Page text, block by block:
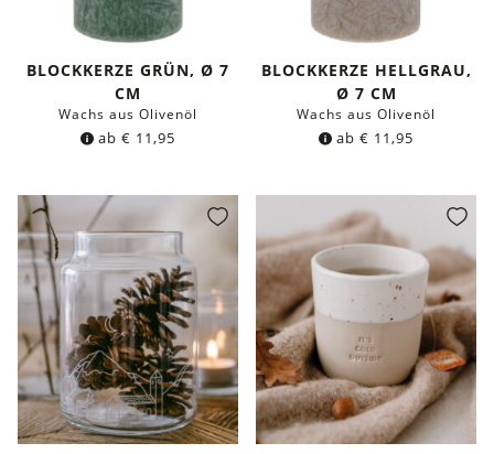
BLOCKKERZE GRÜN, Ø 7
CM
Wachs aus Olivenöl
ab€ 11,95
BLOCKKERZE HELLGRAU,
Ø 7 CM
Wachs aus Olivenöl
ab€ 11,95